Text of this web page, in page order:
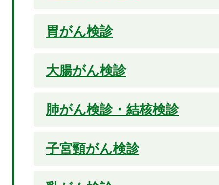
胃がん検診
大腸がん検診
肺がん検診・結核検診
子宮頸がん検診